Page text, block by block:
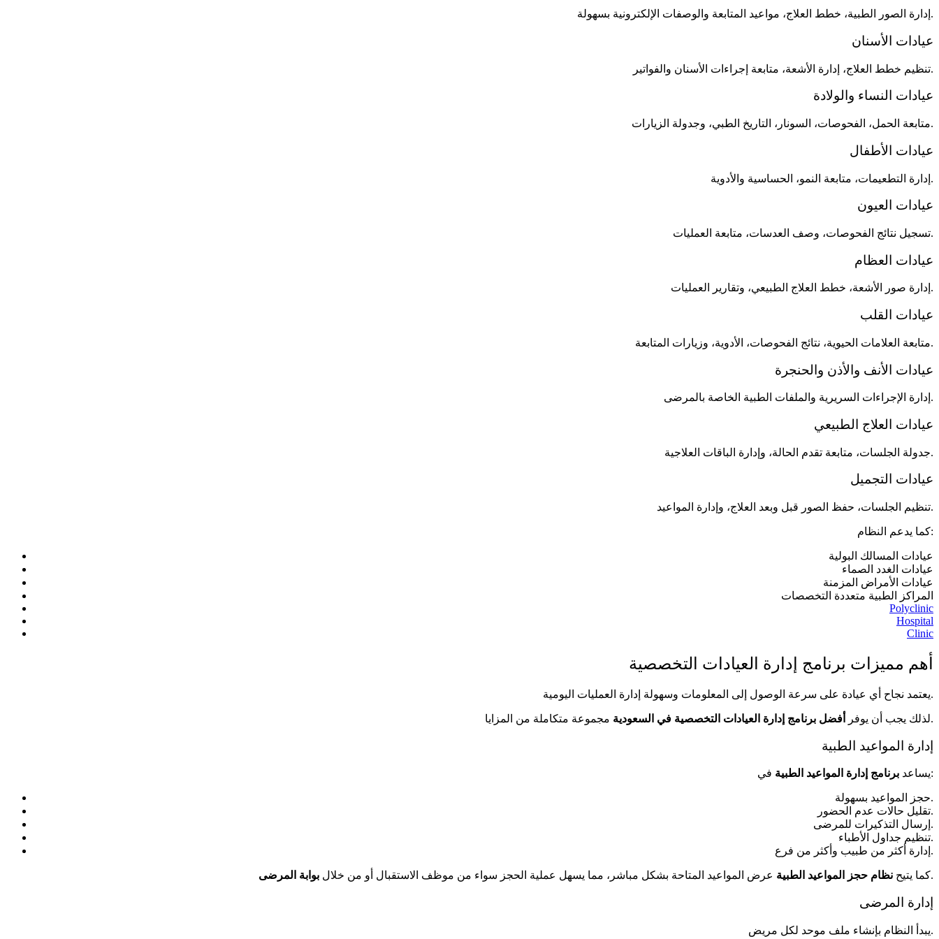
إدارة الصور الطبية، خطط العلاج، مواعيد المتابعة والوصفات الإلكترونية بسهولة.
عيادات الأسنان
تنظيم خطط العلاج، إدارة الأشعة، متابعة إجراءات الأسنان والفواتير.
عيادات النساء والولادة
متابعة الحمل، الفحوصات، السونار، التاريخ الطبي، وجدولة الزيارات.
عيادات الأطفال
إدارة التطعيمات، متابعة النمو، الحساسية والأدوية.
عيادات العيون
تسجيل نتائج الفحوصات، وصف العدسات، متابعة العمليات.
عيادات العظام
إدارة صور الأشعة، خطط العلاج الطبيعي، وتقارير العمليات.
عيادات القلب
متابعة العلامات الحيوية، نتائج الفحوصات، الأدوية، وزيارات المتابعة.
عيادات الأنف والأذن والحنجرة
إدارة الإجراءات السريرية والملفات الطبية الخاصة بالمرضى.
عيادات العلاج الطبيعي
جدولة الجلسات، متابعة تقدم الحالة، وإدارة الباقات العلاجية.
عيادات التجميل
تنظيم الجلسات، حفظ الصور قبل وبعد العلاج، وإدارة المواعيد.
كما يدعم النظام:
عيادات المسالك البولية
عيادات الغدد الصماء
عيادات الأمراض المزمنة
المراكز الطبية متعددة التخصصات
Polyclinic
Hospital
Clinic
أهم مميزات برنامج إدارة العيادات التخصصية
يعتمد نجاح أي عيادة على سرعة الوصول إلى المعلومات وسهولة إدارة العمليات اليومية.
لذلك يجب أن يوفر أفضل برنامج إدارة العيادات التخصصية في السعودية مجموعة متكاملة من المزايا.
إدارة المواعيد الطبية
يساعد برنامج إدارة المواعيد الطبية في:
حجز المواعيد بسهولة.
تقليل حالات عدم الحضور.
إرسال التذكيرات للمرضى.
تنظيم جداول الأطباء.
إدارة أكثر من طبيب وأكثر من فرع.
كما يتيح نظام حجز المواعيد الطبية عرض المواعيد المتاحة بشكل مباشر، مما يسهل عملية الحجز سواء من موظف الاستقبال أو من خلال بوابة المرضى .
إدارة المرضى
يبدأ النظام بإنشاء ملف موحد لكل مريض.